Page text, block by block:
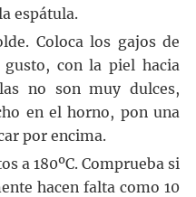
espátula.
Coloca los gajos de
con la piel hacia
no son muy dulces,
en el horno, pon una
por encima.
a 180ºC. Comprueba si
hacen falta como 10